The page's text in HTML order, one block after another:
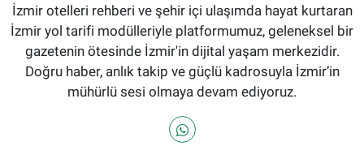
İzmir otelleri rehberi ve şehir içi ulaşımda hayat kurtaran
İzmir yol tarifi modülleriyle platformumuz, geleneksel bir
gazetenin ötesinde İzmir'in dijital yaşam merkezidir.
Doğru haber, anlık takip ve güçlü kadrosuyla İzmir’in
mühürlü sesi olmaya devam ediyoruz.